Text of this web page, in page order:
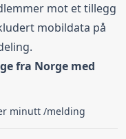
mot et tillegg
mobildata på
.
fra Norge med
minutt /melding